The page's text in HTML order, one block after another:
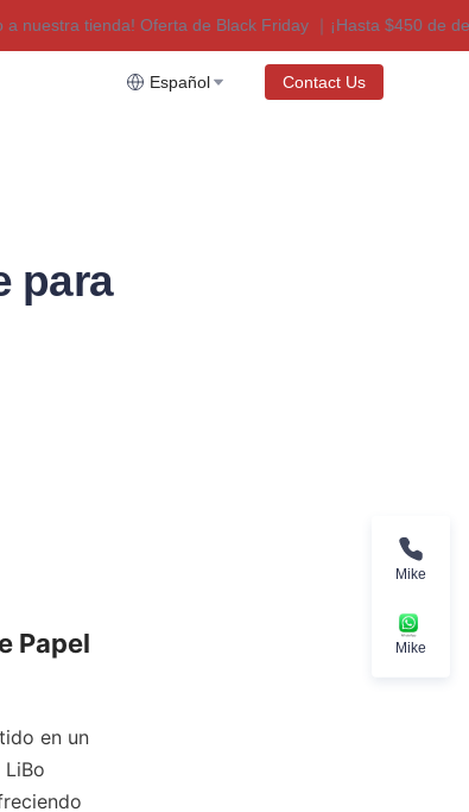
tienda! Oferta de Black Friday ｜¡Hasta $450 de
Friday ｜¡Hasta $450 de descuento!
Español Contact Us
para
Papel
en un
Mike
Mike